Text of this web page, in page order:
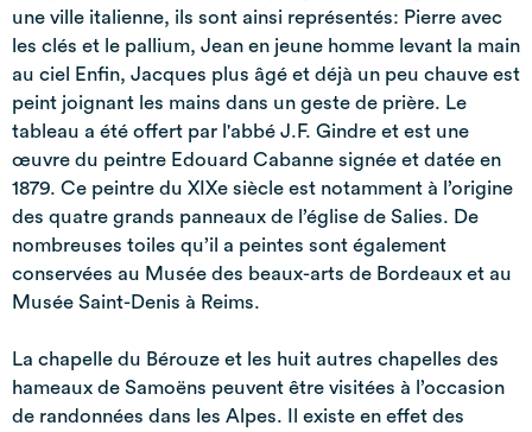
une ville italienne, ils sont ainsi représentés: Pierre avec
les clés et le pallium, Jean en jeune homme levant la main
au ciel Enfin, Jacques plus âgé et déjà un peu chauve est
peint joignant les mains dans un geste de prière. Le
tableau a été offert par l'abbé J.F. Gindre et est une
œuvre du peintre Edouard Cabanne signée et datée en
1879. Ce peintre du XIXe siècle est notamment à l’origine
des quatre grands panneaux de l’église de Salies. De
nombreuses toiles qu’il a peintes sont également
conservées au Musée des beaux-arts de Bordeaux et au
Musée Saint-Denis à Reims.
La chapelle du Bérouze et les huit autres chapelles des
hameaux de Samoëns peuvent être visitées à l’occasion
de randonnées dans les Alpes. Il existe en effet des